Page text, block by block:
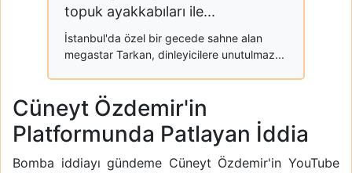
topuk ayakkabıları ile...
İstanbul'da özel bir gecede sahne alan
megastar Tarkan, dinleyicilere unutulmaz...
Cüneyt Özdemir'in
Platformunda Patlayan İddia
Bomba iddiayı gündeme Cüneyt Özdemir'in YouTube